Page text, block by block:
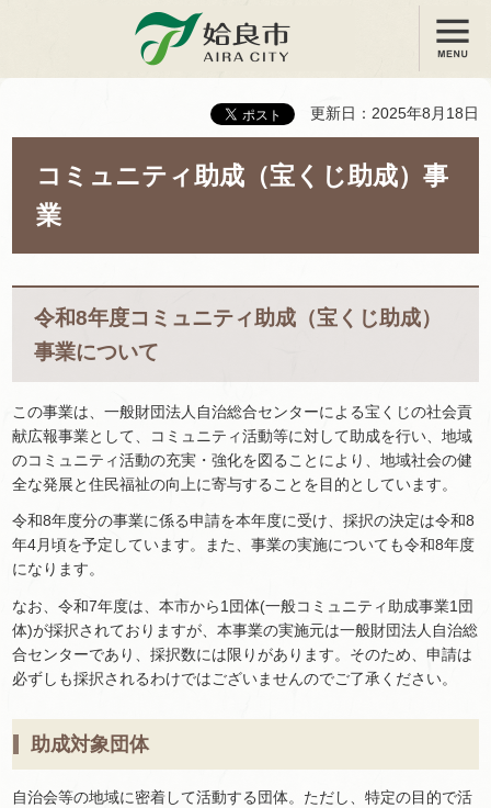
姶良市 メニュー
更新日：2025年8月18日
コミュニティ助成（宝くじ助成）事
業
令和8年度コミュニティ助成（宝くじ助成）
事業について
この事業は、一般財団法人自治総合センターによる宝くじの社会貢
献広報事業として、コミュニティ活動等に対して助成を行い、地域
のコミュニティ活動の充実・強化を図ることにより、地域社会の健
全な発展と住民福祉の向上に寄与することを目的としています。
令和8年度分の事業に係る申請を本年度に受け、採択の決定は令和8
年4月頃を予定しています。また、事業の実施についても令和8年度
になります。
なお、令和7年度は、本市から1団体(一般コミュニティ助成事業1団
体)が採択されておりますが、本事業の実施元は一般財団法人自治総
合センターであり、採択数には限りがあります。そのため、申請は
必ずしも採択されるわけではございませんのでご了承ください。
助成対象団体
自治会等の地域に密着して活動する団体。ただし、特定の目的で活